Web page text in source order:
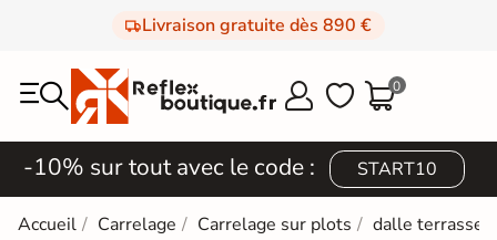
Livraison gratuite dès 890 €
  0
-10% sur tout avec le code : START10
Accueil Carrelage Carrelage sur plots dalle terrasse